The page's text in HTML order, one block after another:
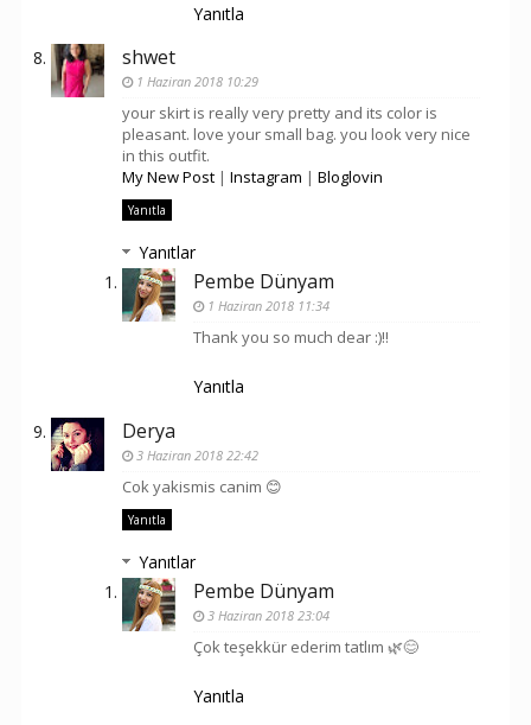
Yanıtla
shwet
1 Haziran 2018 10:29
your skirt is really very pretty and its color is
pleasant. love your small bag. you look very nice
in this outfit.
My New Post | Instagram | Bloglovin
Yanıtla
Yanıtlar
Pembe Dünyam
1 Haziran 2018 11:34
Thank you so much dear :)!!
Yanıtla
Derya
3 Haziran 2018 22:42
Cok yakismis canim 😊
Yanıtla
Yanıtlar
Pembe Dünyam
3 Haziran 2018 23:04
Çok teşekkür ederim tatlım 🌿😊
Yanıtla